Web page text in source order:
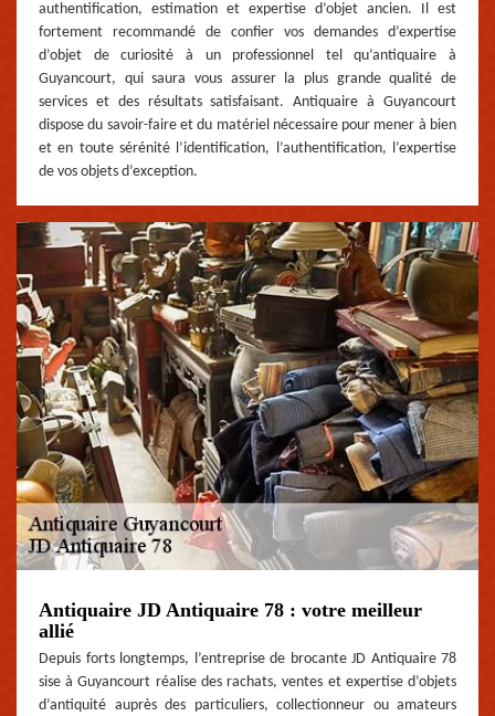
authentification, estimation et expertise d’objet ancien. Il est
fortement recommandé de confier vos demandes d’expertise
d’objet de curiosité à un professionnel tel qu’antiquaire à
Guyancourt, qui saura vous assurer la plus grande qualité de
services et des résultats satisfaisant. Antiquaire à Guyancourt
dispose du savoir-faire et du matériel nécessaire pour mener à bien
et en toute sérénité l’identification, l’authentification, l’expertise
de vos objets d’exception.
Antiquaire JD Antiquaire 78 : votre meilleur
allié
Depuis forts longtemps, l’entreprise de brocante JD Antiquaire 78
sise à Guyancourt réalise des rachats, ventes et expertise d’objets
d’antiquité auprès des particuliers, collectionneur ou amateurs